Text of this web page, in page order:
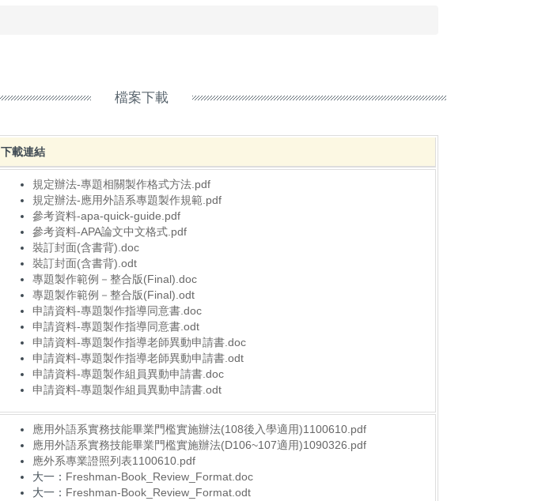
檔案下載
下載連結
規定辦法-專題相關製作格式方法.pdf
規定辦法-應用外語系專題製作規範.pdf
參考資料-apa-quick-guide.pdf
參考資料-APA論文中文格式.pdf
裝訂封面(含書背).doc
裝訂封面(含書背).odt
專題製作範例－整合版(Final).doc
專題製作範例－整合版(Final).odt
申請資料-專題製作指導同意書.doc
申請資料-專題製作指導同意書.odt
申請資料-專題製作指導老師異動申請書.doc
申請資料-專題製作指導老師異動申請書.odt
申請資料-專題製作組員異動申請書.doc
申請資料-專題製作組員異動申請書.odt
應用外語系實務技能畢業門檻實施辦法(108後入學適用)1100610.pdf
應用外語系實務技能畢業門檻實施辦法(D106~107適用)1090326.pdf
應外系專業證照列表1100610.pdf
大一： Freshman-Book_Review_Format.doc
大一： Freshman-Book_Review_Format.odt